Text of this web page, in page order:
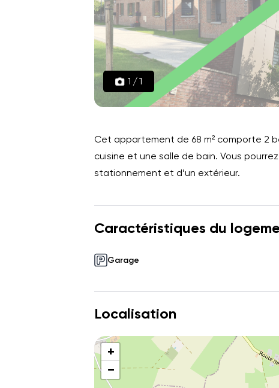
1 /1
Cet appartement de 68 m² comporte 2
cuisine et une salle de bain. Vous
stationnement et d’un extérieur.
Caractéristiques du
Garage
Localisation
+
−